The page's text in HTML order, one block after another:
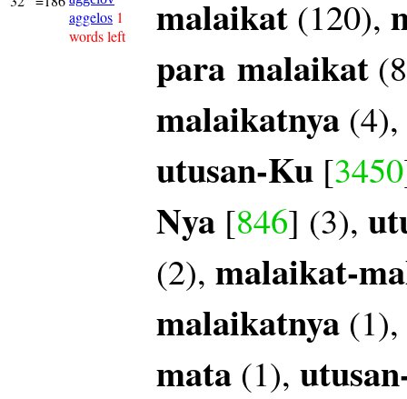
aggelos 1
words left
malaikat (120),
para malaikat
malaikatnya (4),
utusan-Ku [3450
Nya [846] (3),
(2), malaikat-
malaikatnya (1),
mata (1),